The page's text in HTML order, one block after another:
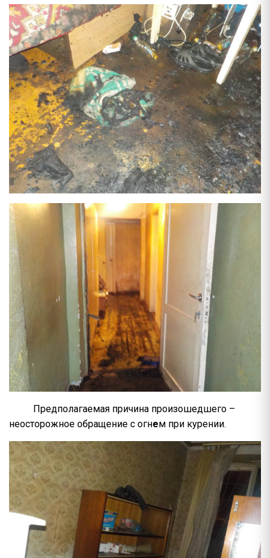
Предполагаемая причина произошедшего –
неосторожное обращение с огнем при курении.